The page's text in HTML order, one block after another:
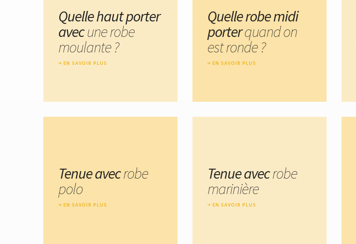
Quelle haut porter
avecune robe
moulante ?
EN SAVOIR PLUS
Quelle robe midi
porterquand on
est ronde ?
EN SAVOIR PLUS
Tenue avecrobe
polo
EN SAVOIR PLUS
Tenue avecrobe
marinière
EN SAVOIR PLUS